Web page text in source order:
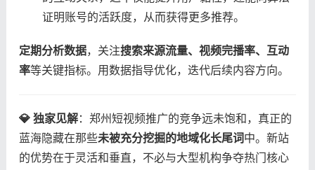
证明账号的活跃度，从而获得更多推荐。
​定期分析数据​​，关注​​搜索来源流量、视频完播率、互动
率​​等关键指标。用数据指导优化，迭代后续内容方向。
​💎 独家见解​​：郑州短视频推广的竞争远未饱和，真正的
蓝海隐藏在那些​​未被充分挖掘的地域化长尾词​ ​中。新站
的优势在于灵活和垂直，不必与大型机构争夺热门核心